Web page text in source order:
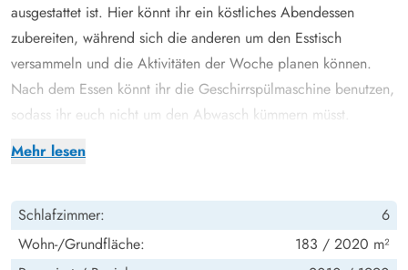
Mehr lesen
ausgestattet ist. Hier könnt ihr ein köstliches Abendessen
zubereiten, während sich die anderen um den Esstisch
versammeln und die Aktivitäten der Woche planen können.
Nach dem Essen könnt ihr die Geschirrspülmaschine benutzen,
sodass ihr euch nicht um den Abwasch kümmern müsst.
Das offene und geräumige Wohnzimmer ist mit einem
auch die energiesparende Wärmepumpe nutzen, die ebenfalls
für ein angenehmes Raumklima sorgt. Abends könnt ihr euch
Schlafzimmer:
6
Wohn-/Grundfläche:
183 / 2020 m²